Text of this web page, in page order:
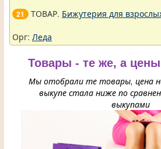
21 ТОВАР. Бижутерия для
Орг: Леда
Товары - те же, а
Мы отобрали те товары, цена
выкупе стала ниже по
выкупами